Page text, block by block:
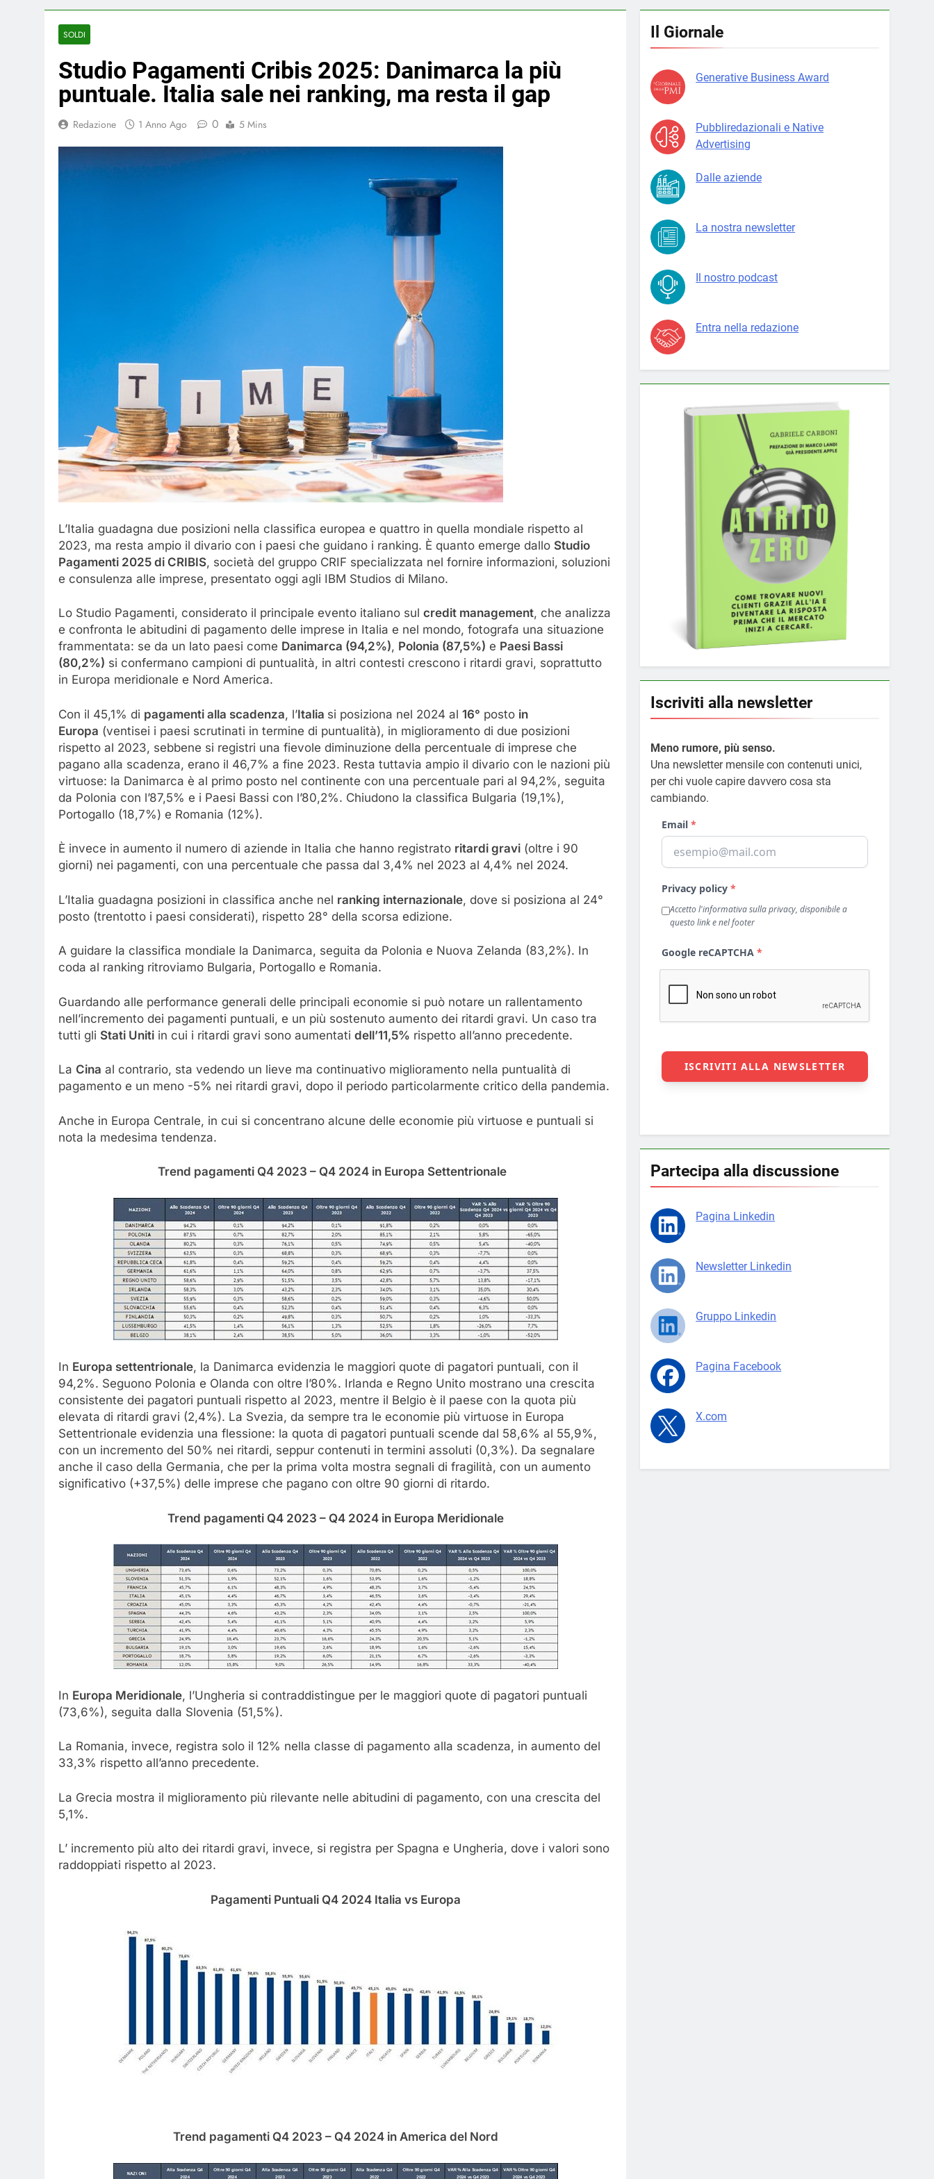
SOLDI
Studio Pagamenti Cribis 2025: Danimarca la più
puntuale. Italia sale nei ranking, ma resta il gap
Redazione 1 Anno Ago 0 5 Mins
L’Italia guadagna due posizioni nella classifica europea e quattro in quella mondiale rispetto al
2023, ma resta ampio il divario con i paesi che guidano i ranking. È quanto emerge dallo Studio
Pagamenti 2025 di CRIBIS, società del gruppo CRIF specializzata nel fornire informazioni, soluzioni
e consulenza alle imprese, presentato oggi agli IBM Studios di Milano.
Lo Studio Pagamenti, considerato il principale evento italiano sul credit management, che analizza
e confronta le abitudini di pagamento delle imprese in Italia e nel mondo, fotografa una situazione
frammentata: se da un lato paesi come Danimarca (94,2%), Polonia (87,5%) e Paesi Bassi
(80,2%) si confermano campioni di puntualità, in altri contesti crescono i ritardi gravi, soprattutto
in Europa meridionale e Nord America.
Con il 45,1% di pagamenti alla scadenza, l’Italia si posiziona nel 2024 al 16° posto in
Europa (ventisei i paesi scrutinati in termine di puntualità), in miglioramento di due posizioni
rispetto al 2023, sebbene si registri una fievole diminuzione della percentuale di imprese che
pagano alla scadenza, erano il 46,7% a fine 2023. Resta tuttavia ampio il divario con le nazioni più
virtuose: la Danimarca è al primo posto nel continente con una percentuale pari al 94,2%, seguita
da Polonia con l’87,5% e i Paesi Bassi con l’80,2%. Chiudono la classifica Bulgaria (19,1%),
Portogallo (18,7%) e Romania (12%).
È invece in aumento il numero di aziende in Italia che hanno registrato ritardi gravi (oltre i 90
giorni) nei pagamenti, con una percentuale che passa dal 3,4% nel 2023 al 4,4% nel 2024.
L’Italia guadagna posizioni in classifica anche nel ranking internazionale, dove si posiziona al 24°
posto (trentotto i paesi considerati), rispetto 28° della scorsa edizione.
A guidare la classifica mondiale la Danimarca, seguita da Polonia e Nuova Zelanda (83,2%). In
coda al ranking ritroviamo Bulgaria, Portogallo e Romania.
Guardando alle performance generali delle principali economie si può notare un rallentamento
nell’incremento dei pagamenti puntuali, e un più sostenuto aumento dei ritardi gravi. Un caso tra
tutti gli Stati Uniti in cui i ritardi gravi sono aumentati dell’11,5% rispetto all’anno precedente.
La Cina al contrario, sta vedendo un lieve ma continuativo miglioramento nella puntualità di
pagamento e un meno -5% nei ritardi gravi, dopo il periodo particolarmente critico della pandemia.
Anche in Europa Centrale, in cui si concentrano alcune delle economie più virtuose e puntuali si
nota la medesima tendenza.
Trend pagamenti Q4 2023 – Q4 2024 in Europa Settentrionale
In Europa settentrionale, la Danimarca evidenzia le maggiori quote di pagatori puntuali, con il
94,2%. Seguono Polonia e Olanda con oltre l’80%. Irlanda e Regno Unito mostrano una crescita
consistente dei pagatori puntuali rispetto al 2023, mentre il Belgio è il paese con la quota più
elevata di ritardi gravi (2,4%). La Svezia, da sempre tra le economie più virtuose in Europa
Settentrionale evidenzia una flessione: la quota di pagatori puntuali scende dal 58,6% al 55,9%,
con un incremento del 50% nei ritardi, seppur contenuti in termini assoluti (0,3%). Da segnalare
anche il caso della Germania, che per la prima volta mostra segnali di fragilità, con un aumento
significativo (+37,5%) delle imprese che pagano con oltre 90 giorni di ritardo.
Trend pagamenti Q4 2023 – Q4 2024 in Europa Meridionale
In Europa Meridionale, l’Ungheria si contraddistingue per le maggiori quote di pagatori puntuali
(73,6%), seguita dalla Slovenia (51,5%).
La Romania, invece, registra solo il 12% nella classe di pagamento alla scadenza, in aumento del
33,3% rispetto all’anno precedente.
La Grecia mostra il miglioramento più rilevante nelle abitudini di pagamento, con una crescita del
5,1%.
L’ incremento più alto dei ritardi gravi, invece, si registra per Spagna e Ungheria, dove i valori sono
raddoppiati rispetto al 2023.
Pagamenti Puntuali Q4 2024 Italia vs Europa
Trend pagamenti Q4 2023 – Q4 2024 in America del Nord
Il Giornale
Generative Business Award
Pubbliredazionali e Native
Advertising
Dalle aziende
La nostra newsletter
Il nostro podcast
Entra nella redazione
Iscriviti alla newsletter
Meno rumore, più senso.
Una newsletter mensile con contenuti unici,
per chi vuole capire davvero cosa sta
cambiando.
Partecipa alla discussione
Pagina Linkedin
Newsletter Linkedin
Gruppo Linkedin
Pagina Facebook
X.com